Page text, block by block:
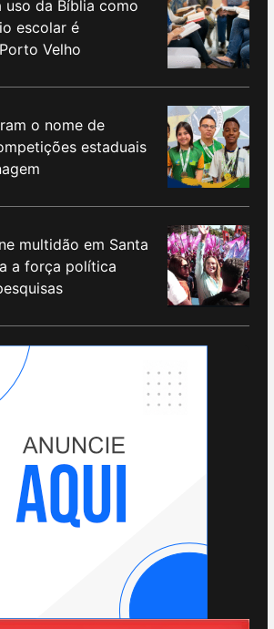
uso da Bíblia como
escolar é
Velho
o nome de
estaduais
multidão em Santa
a força política